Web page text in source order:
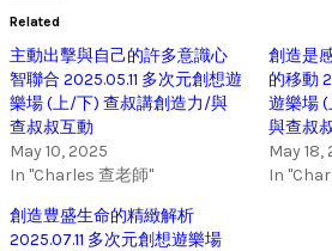
Related
主動出擊與自己的許多意識心
智聯合 2025.05.11 多次元創想遊
樂場 (上/下) 查叔講創造力/與
查叔叔互動
May 10, 2025
In "Charles 查老師"
創造是
的移動
遊樂場
與查叔
May 18,
In
創造豊盛生命的精緻解析
2025.07.11 多次元創想遊樂場